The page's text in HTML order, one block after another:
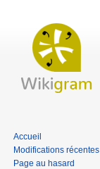
Accueil
Modifications récentes
Page au hasard